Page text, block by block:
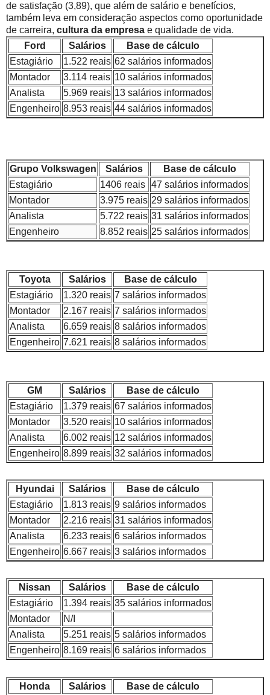
de satisfação (3,89), que além de salário e benefícios,
também leva em consideração aspectos como oportunidade
de carreira, cultura da empresa e qualidade de vida.
Ford
Salários
Base de cálculo
Estagiário
1.522 reais 62 salários informados
Montador
3.114 reais 10 salários informados
Analista
5.969 reais 13 salários informados
Engenheiro 8.953 reais 44 salários informados
Grupo Volkswagen Salários
Base de cálculo
Estagiário
1406 reais 47 salários informados
Montador
3.975 reais 29 salários informados
Analista
5.722 reais 31 salários informados
Engenheiro
8.852 reais 25 salários informados
Toyota Salários
Base de cálculo
Estagiário
1.320 reais 7 salários informados
Montador
2.167 reais 7 salários informados
Analista
6.659 reais 8 salários informados
Engenheiro 7.621 reais 8 salários informados
GM Salários
Base de cálculo
Estagiário
1.379 reais 67 salários informados
Montador
3.520 reais 10 salários informados
Analista
6.002 reais 12 salários informados
Engenheiro 8.899 reais 32 salários informados
Hyundai Salários
Base de cálculo
Estagiário
1.813 reais 9 salários informados
Montador
2.216 reais 31 salários informados
Analista
6.233 reais 6 salários informados
Engenheiro 6.667 reais 3 salários informados
Nissan Salários
Base de cálculo
Estagiário
1.394 reais 35 salários informados
Montador
N/I
Analista
5.251 reais 5 salários informados
Engenheiro 8.169 reais 6 salários informados
Honda Salários
Base de cálculo